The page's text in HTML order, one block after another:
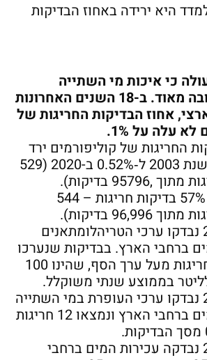
היא ירידה באחוז הבדיקות
כי איכות מי השתייה
בישראל טובה מאוד. ב-18 השנים האחרונות
אחוז הבדיקות החריגות של
עלה על 1%.
החריגות של קוליפורמים ירד
מ-0.73% בשנת 2003 ל‑0.52% ב-2020 (529
בדיקות חריגות מתוך ,95796 בדיקות).
(ב-2019 – 57% בדיקות חריגות – 544
בדיקות).
בשנת 2020 נבדקו ערכי הטריהלומתאנים
פעמים ברחבי הארץ. בבדיקות שנערכו
לא נמצאו חריגות מעל ערך הסף, שהינו 100
בממוצע שנתי משוקלל.
בשנת 2020 נבדקו ערכי העופרת במי השתייה
2,312 פעמים ברחבי הארץ ונמצאו 12 חריגות
בשנת 2020 נבדקה עכירות המים ברחבי